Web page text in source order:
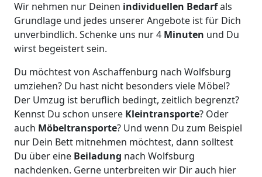
Wir nehmen nur Deinen individuellen Bedarfals
Grundlage und jedes unserer Angebote ist für Dich
unverbindlich. Schenke uns nur 4 Minuten und Du
wirst begeistert sein.
Du möchtest von Aschaffenburg nach Wolfsburg
umziehen? Du hast nicht besonders viele Möbel?
Der Umzug ist beruflich bedingt, zeitlich begrenzt?
Kennst Du schon unsere Kleintransporte? Oder
auch Möbeltransporte? Und wenn Du zum Beispiel
nur Dein Bett mitnehmen möchtest, dann solltest
Du über eine Beiladung nach Wolfsburg
nachdenken. Gerne unterbreiten wir Dir auch hier